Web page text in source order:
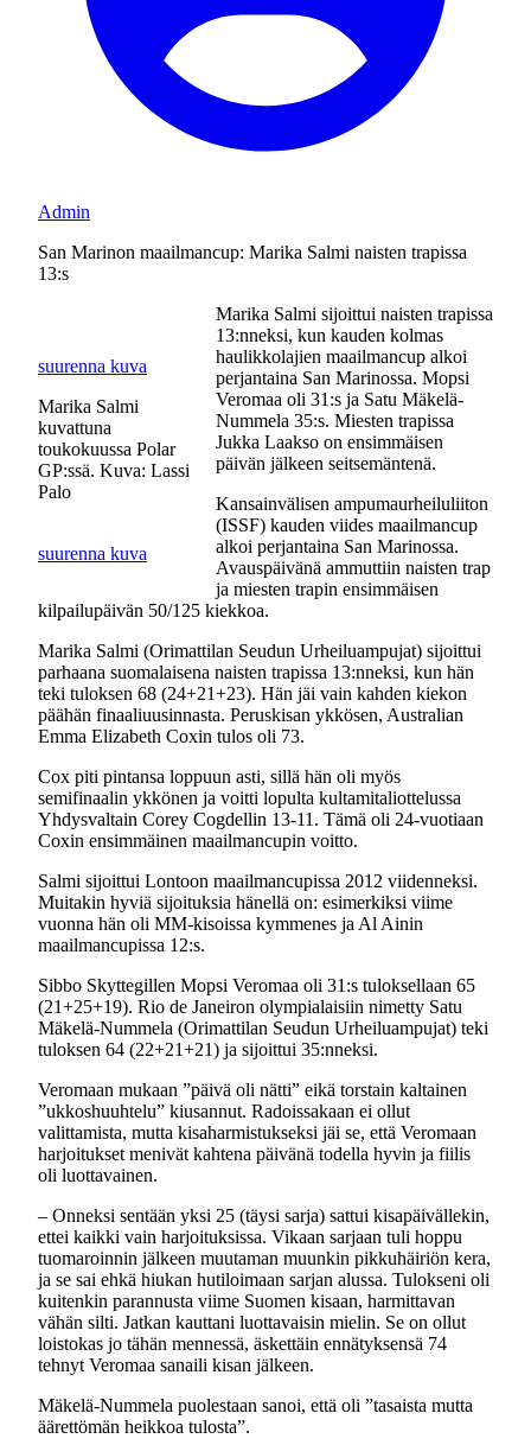
Admin
San Marinon maailmancup: Marika Salmi naisten trapissa
13:s
suurenna kuva
Marika Salmi
kuvattuna
toukokuussa Polar
GP:ssä. Kuva: Lassi
Palo
suurenna kuva
Marika Salmi sijoittui naisten trapissa
13:nneksi, kun kauden kolmas
haulikkolajien maailmancup alkoi
perjantaina San Marinossa. Mopsi
Veromaa oli 31:s ja Satu Mäkelä-
Nummela 35:s. Miesten trapissa
Jukka Laakso on ensimmäisen
päivän jälkeen seitsemäntenä.
Kansainvälisen ampumaurheiluliiton
(ISSF) kauden viides maailmancup
alkoi perjantaina San Marinossa.
Avauspäivänä ammuttiin naisten trap
ja miesten trapin ensimmäisen
kilpailupäivän 50/125 kiekkoa.
Marika Salmi (Orimattilan Seudun Urheiluampujat) sijoittui
parhaana suomalaisena naisten trapissa 13:nneksi, kun hän
teki tuloksen 68 (24+21+23). Hän jäi vain kahden kiekon
päähän finaaliuusinnasta. Peruskisan ykkösen, Australian
Emma Elizabeth Coxin tulos oli 73.
Cox piti pintansa loppuun asti, sillä hän oli myös
semifinaalin ykkönen ja voitti lopulta kultamitaliottelussa
Yhdysvaltain Corey Cogdellin 13-11. Tämä oli 24-vuotiaan
Coxin ensimmäinen maailmancupin voitto.
Salmi sijoittui Lontoon maailmancupissa 2012 viidenneksi.
Muitakin hyviä sijoituksia hänellä on: esimerkiksi viime
vuonna hän oli MM-kisoissa kymmenes ja Al Ainin
maailmancupissa 12:s.
Sibbo Skyttegillen Mopsi Veromaa oli 31:s tuloksellaan 65
(21+25+19). Rio de Janeiron olympialaisiin nimetty Satu
Mäkelä-Nummela (Orimattilan Seudun Urheiluampujat) teki
tuloksen 64 (22+21+21) ja sijoittui 35:nneksi.
Veromaan mukaan ”päivä oli nätti” eikä torstain kaltainen
”ukkoshuuhtelu” kiusannut. Radoissakaan ei ollut
valittamista, mutta kisaharmistukseksi jäi se, että Veromaan
harjoitukset menivät kahtena päivänä todella hyvin ja fiilis
oli luottavainen.
– Onneksi sentään yksi 25 (täysi sarja) sattui kisapäivällekin,
ettei kaikki vain harjoituksissa. Vikaan sarjaan tuli hoppu
tuomaroinnin jälkeen muutaman muunkin pikkuhäiriön kera,
ja se sai ehkä hiukan hutiloimaan sarjan alussa. Tulokseni oli
kuitenkin parannusta viime Suomen kisaan, harmittavan
vähän silti. Jatkan kauttani luottavaisin mielin. Se on ollut
loistokas jo tähän mennessä, äskettäin ennätyksensä 74
tehnyt Veromaa sanaili kisan jälkeen.
Mäkelä-Nummela puolestaan sanoi, että oli ”tasaista mutta
äärettömän heikkoa tulosta”.